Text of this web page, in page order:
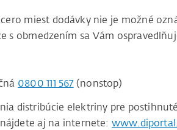
miest dodávky nie je možné
s obmedzením sa Vám
0800 111 567 (nonstop)
distribúcie elektriny pre
aj na internete: